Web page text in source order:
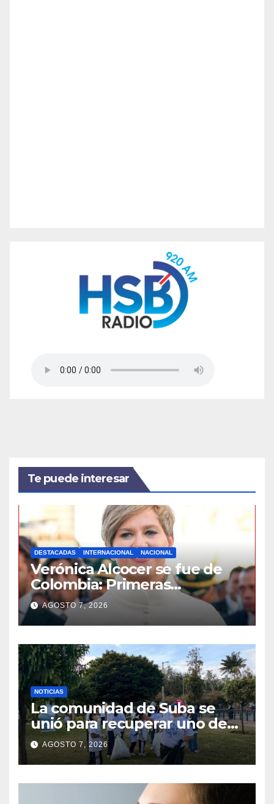
Te puede interesar
DESTACADAS INTERNACIONAL NACIONAL
Verónica Alcocer se fue de
Colombia: Primeras
imágenes de su llegada a
Suecia VIDEO
AGOSTO 7, 2026
NOTICIAS
La comunidad de Suba se
unió para recuperar uno de
los parques más
emblemáticos
AGOSTO 7, 2026